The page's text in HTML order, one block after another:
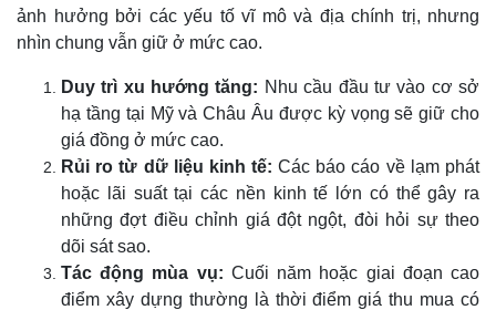
ảnh hưởng bởi các yếu tố vĩ mô và địa chính trị, nhưng
nhìn chung vẫn giữ ở mức cao.
Duy trì xu hướng tăng: Nhu cầu đầu tư vào cơ sở
hạ tầng tại Mỹ và Châu Âu được kỳ vọng sẽ giữ cho
giá đồng ở mức cao.
Rủi ro từ dữ liệu kinh tế: Các báo cáo về lạm phát
hoặc lãi suất tại các nền kinh tế lớn có thể gây ra
những đợt điều chỉnh giá đột ngột, đòi hỏi sự theo
dõi sát sao.
Tác động mùa vụ: Cuối năm hoặc giai đoạn cao
điểm xây dựng thường là thời điểm giá thu mua có